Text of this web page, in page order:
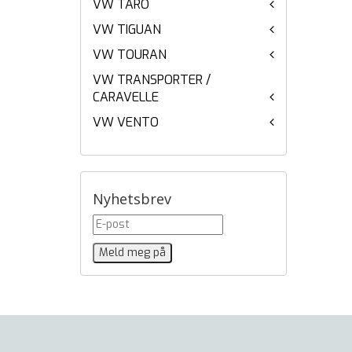
VW TARO
VW TIGUAN
VW TOURAN
VW TRANSPORTER /
CARAVELLE
VW VENTO
Nyhetsbrev